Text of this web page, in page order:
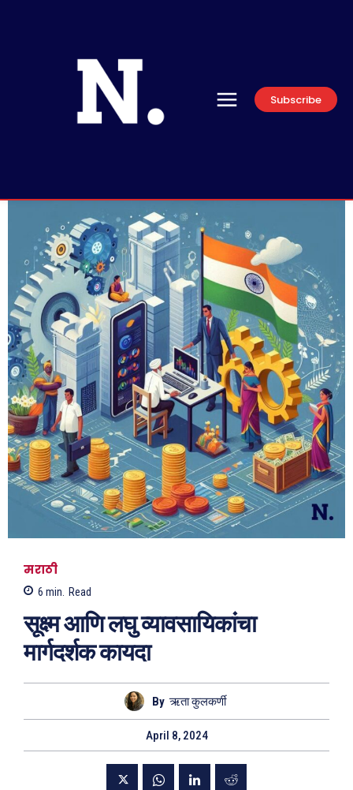
Subscribe
मराठी
6 min. Read
सूक्ष्म आणि लघु व्यावसायिकांचा
मार्गदर्शक कायदा
By ऋता कुलकर्णी
April 8, 2024